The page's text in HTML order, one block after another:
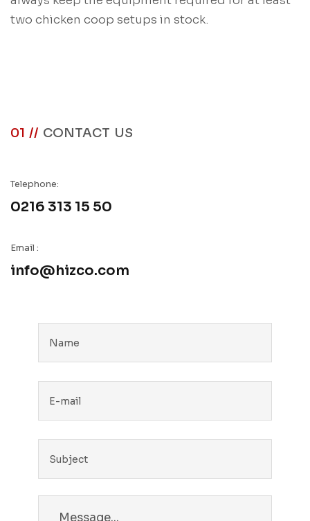
two chicken coop setups in stock.
01 // CONTACT US
Telephone:
0216 313 15 50
Email :
info@hizco.com